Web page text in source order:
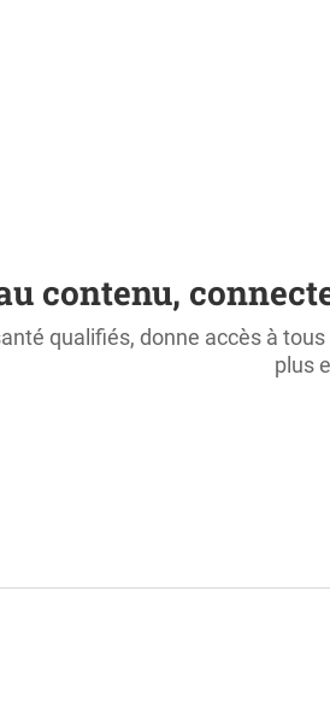
contenu,
qualifiés, donne accès à
plus